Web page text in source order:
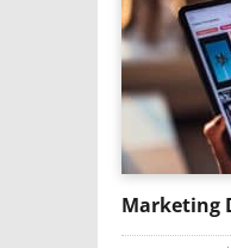
Marketing